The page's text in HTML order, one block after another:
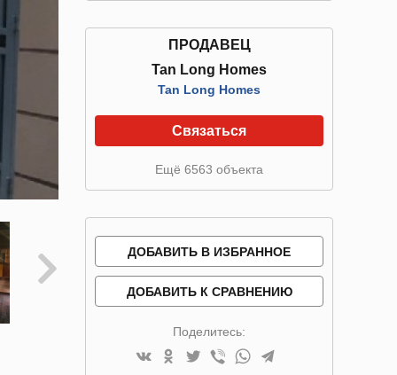
ПРОДАВЕЦ
Tan Long Homes
Tan Long Homes
Связаться
Ещё 6563 объекта
ДОБАВИТЬ В ИЗБРАННОЕ
ДОБАВИТЬ К СРАВНЕНИЮ
Поделитесь: